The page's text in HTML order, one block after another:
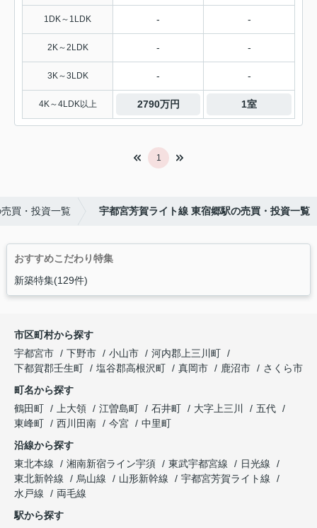
1DK～1LDK - -
2K～2LDK - -
3K～3LDK - -
4K～4LDK以上 2790万円 1室
1
買・投資一覧 宇都宮芳賀ライト線 東宿郷駅の売買・投資一覧
おすすめこだわり特集
新築特集(129件)
市区町村から探す
宇都宮市
下野市 小山市
河内郡上三川町
下都賀郡壬生町
塩谷郡高根沢町 真岡市 鹿沼市
さくら市
町名から探す
鶴田町
上大領 江曽島町 石井町 大字上三川
五代
東峰町
西川田南 今宮
中里町
沿線から探す
東北本線
湘南新宿ライン宇須 東武宇都宮線
日光線
東北新幹線
烏山線 山形新幹線
宇都宮芳賀ライト線
水戸線
両毛線
駅から探す